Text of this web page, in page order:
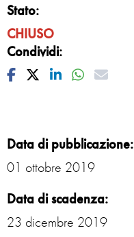
Stato:
CHIUSO
Condividi:
Facebook
TwitterLinkedinWhatsapp
Mail
Data di pubblicazione:
01 ottobre 2019
Data di scadenza:
23 dicembre 2019